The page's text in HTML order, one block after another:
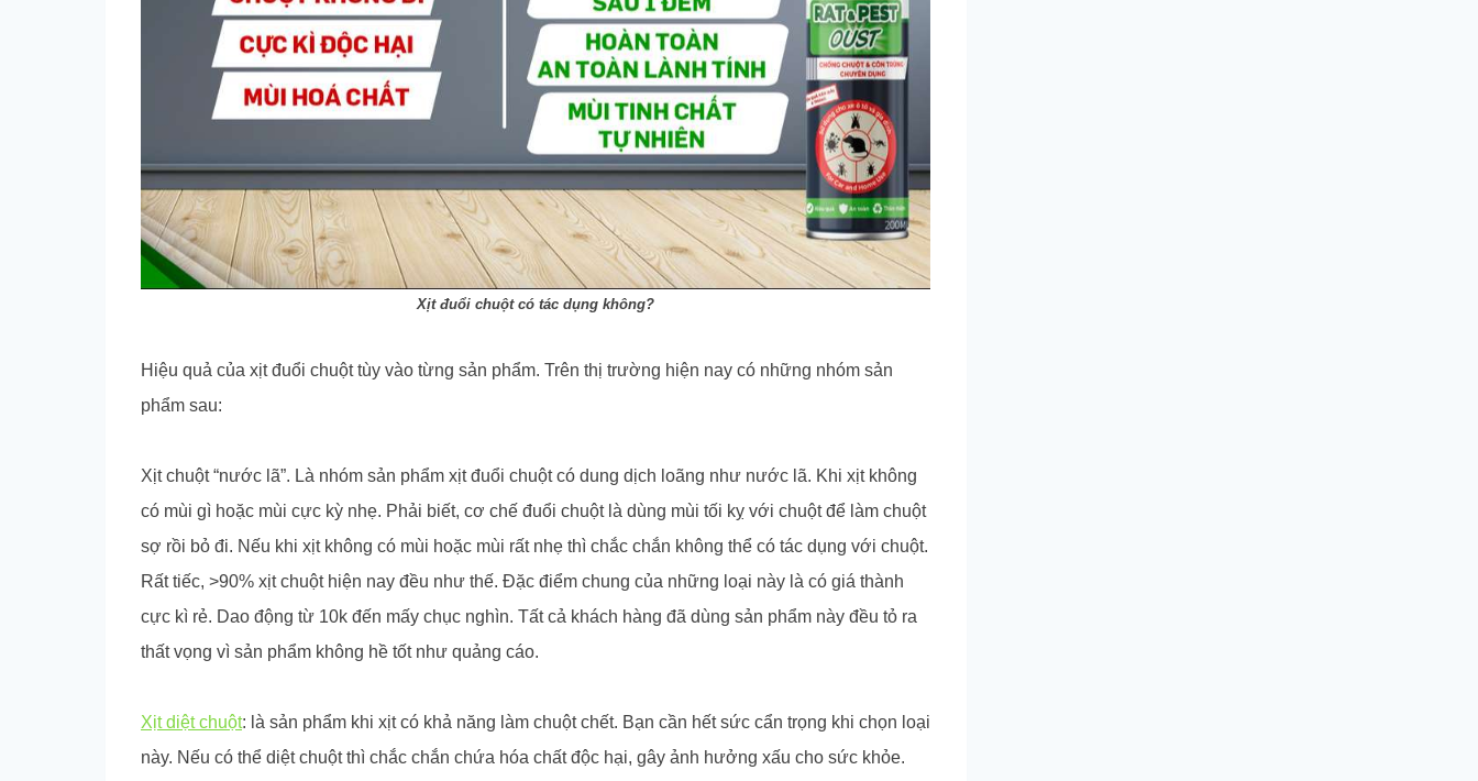
Xịt đuổi chuột có tác dụng không?
Hiệu quả của xịt đuổi chuột tùy vào từng sản phẩm. Trên thị trường hiện nay có những nhóm sản
phẩm sau:
Xịt chuột “nước lã”. Là nhóm sản phẩm xịt đuổi chuột có dung dịch loãng như nước lã. Khi xịt không
có mùi gì hoặc mùi cực kỳ nhẹ. Phải biết, cơ chế đuổi chuột là dùng mùi tối kỵ với chuột để làm chuột
sợ rồi bỏ đi. Nếu khi xịt không có mùi hoặc mùi rất nhẹ thì chắc chắn không thể có tác dụng với chuột.
Rất tiếc, >90% xịt chuột hiện nay đều như thế. Đặc điểm chung của những loại này là có giá thành
cực kì rẻ. Dao động từ 10k đến mấy chục nghìn. Tất cả khách hàng đã dùng sản phẩm này đều tỏ ra
thất vọng vì sản phẩm không hề tốt như quảng cáo.
Xịt diệt chuột: là sản phẩm khi xịt có khả năng làm chuột chết. Bạn cần hết sức cẩn trọng khi chọn loại
này. Nếu có thể diệt chuột thì chắc chắn chứa hóa chất độc hại, gây ảnh hưởng xấu cho sức khỏe.